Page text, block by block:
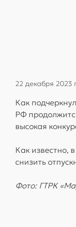
22 декабря 2023
Как
РФ
высокая
Как известно,
снизить
Фото: ГТРК